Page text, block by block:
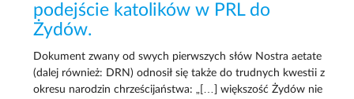
podejście katolików w PRL do
Żydów.
Dokument zwany od swych pierwszych słów Nostra aetate
(dalej również: DRN) odnosił się także do trudnych kwestii z
okresu narodzin chrześcijaństwa: „[…] większość Żydów nie